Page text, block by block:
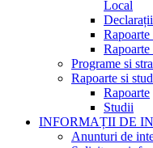
Local
Programe si
Rapoarte si
Rapoarte
Studii
INFORMAȚII DE
Anunturi de